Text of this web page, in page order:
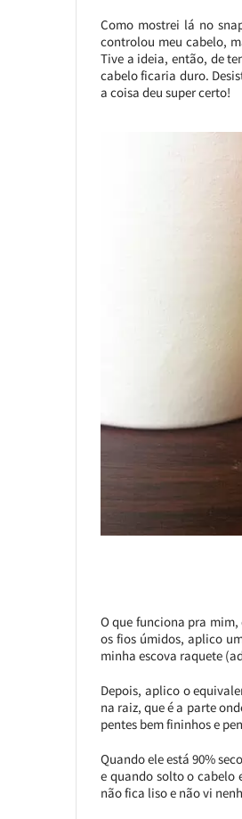
Como mostrei lá no
controlou meu cabelo,
Tive a ideia, então, de
cabelo ficaria duro.
a coisa deu super certo!
O que funciona pra
os fios úmidos, aplico
minha escova raquete
Depois, aplico o
na raiz, que é a parte
pentes bem fininhos e
Quando ele está 90%
e quando solto o cabelo
não fica liso e não vi